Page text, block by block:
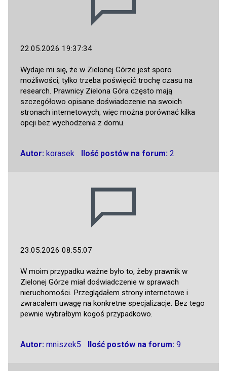
22.05.2026 19:37:34
Wydaje mi się, że w Zielonej Górze jest sporo
możliwości, tylko trzeba poświęcić trochę czasu na
research. Prawnicy Zielona Góra często mają
szczegółowo opisane doświadczenie na swoich
stronach internetowych, więc można porównać kilka
opcji bez wychodzenia z domu.
Autor: korasek Ilość postów na forum: 2
23.05.2026 08:55:07
W moim przypadku ważne było to, żeby prawnik w
Zielonej Górze miał doświadczenie w sprawach
nieruchomości. Przeglądałem strony internetowe i
zwracałem uwagę na konkretne specjalizacje. Bez tego
pewnie wybrałbym kogoś przypadkowo.
Autor: mniszek5 Ilość postów na forum:9